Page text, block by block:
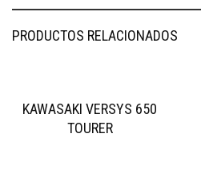
PRODUCTOS RELACIONADOS
KAWASAKI VERSYS 650
TOURER